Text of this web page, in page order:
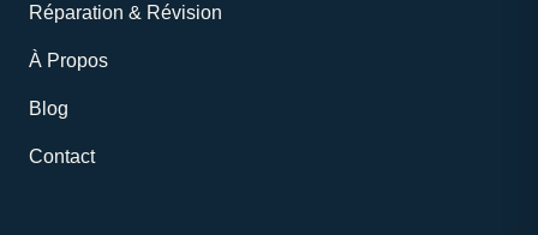
Réparation & Révision
À Propos
Blog
Contact